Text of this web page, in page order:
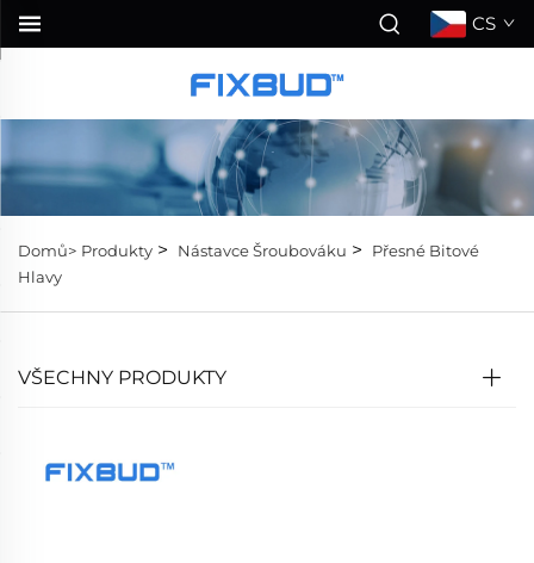
CS
Domů> Produkty > Nástavce Šroubováku >
Přesné Bitové
Hlavy
VŠECHNY PRODUKTY